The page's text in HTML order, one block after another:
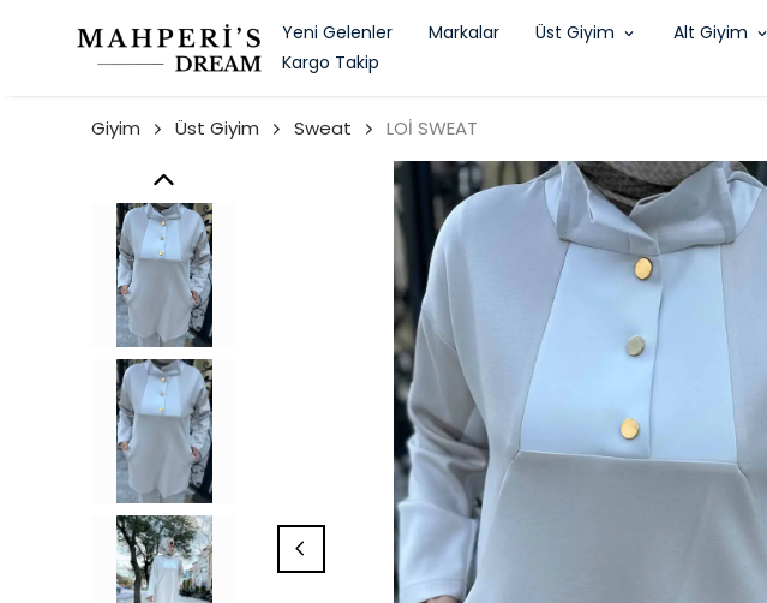
Yeni Gelenler Markalar Üst Giyim Alt Giyim
Kargo Takip
Giyim Üst Giyim Sweat LOİ SWEAT